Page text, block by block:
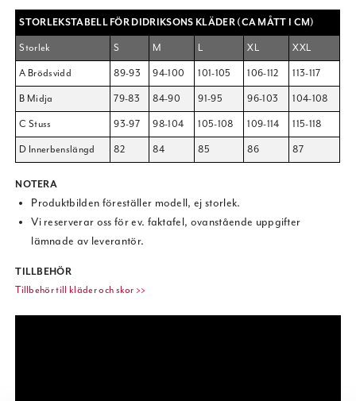
STORLEKSTABELL FÖR DIDRIKSONS KLÄDER (CA MÅTT I CM)
Storlek
S M L XL
XXL
A Brödsvidd
89-93 94-100 101-105 106-112
113-117
B Midja
79-83 84-90 91-95 96-103
104-108
C Stuss
93-97 98-104 105-108 109-114
115-118
D Innerbenslängd
82 84 85 86 87
NOTERA
Produktbilden föreställer modell, ej storlek.
Vi reserverar oss för ev. faktafel, ovanstående uppgifter
lämnade av leverantör.
TILLBEHÖR
Tillbehör till kläder och skor >>